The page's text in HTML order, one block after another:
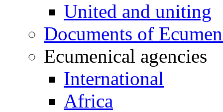
United and uniting
Documents of
Ecumenical agencies
International
Africa